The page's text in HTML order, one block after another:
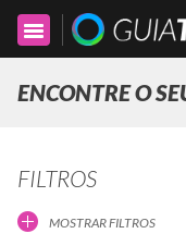
Toggle
navigation
ENCONTRE O
FILTROS
MOSTRAR FILTROS